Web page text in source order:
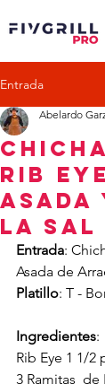
Entrada
Rib
Asada
la Sal
Abelardo
Entrada:
Asada de
Platillo: T -
Ingredientes:
Rib Eye 1 1/2
3 Ramitas  de